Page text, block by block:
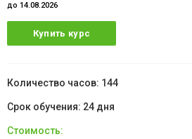
до 14.08.2026
Купить курс
144
24 дня